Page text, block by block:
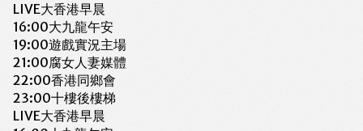
LIVE大香港早晨
16:00大九龍午安
19:00遊戲實況主場
21:00腐女人妻媒體
22:00香港同鄉會
23:00十樓後樓梯
LIVE大香港早晨